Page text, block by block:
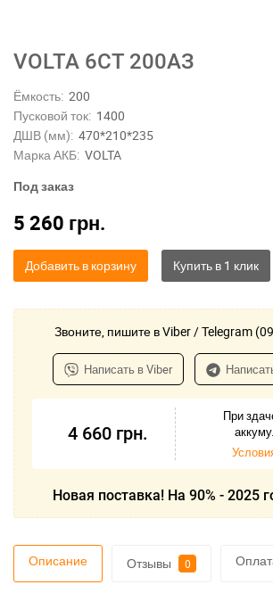
VOLTA 6СТ 200АЗ
Ёмкость: 200
Пусковой ток: 1400
ДШВ (мм): 470*210*235
Марка АКБ: VOLTA
Под заказ
5 260 грн.
Добавить в корзину
Звоните, пишите в Viber / Telegram
Написать в Viber
4 660 грн.
При
Новая поставка! На 90% - 2025
Описание Отзывы 0